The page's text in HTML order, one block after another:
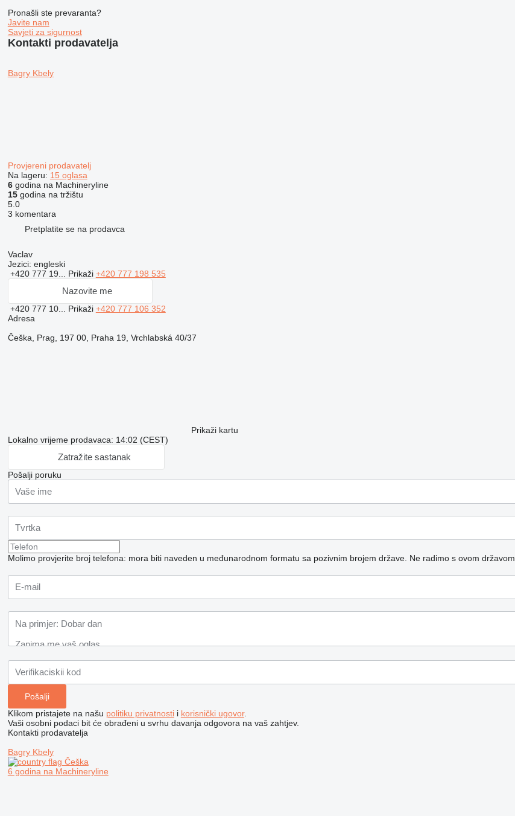
Pronašli ste prevaranta?
Javite nam
Savjeti za sigurnost
Kontakti prodavatelja
Bagry Kbely
Provjereni prodavatelj
Na lageru: 15 oglasa
6godina na Machineryline
15godina na tržištu
5.0
3 komentara
Pretplatite se na prodavca
Vaclav
Jezici: engleski
+420 777 19... Prikaži +420 777 198 535
Nazovite me
+420 777 10... Prikaži +420 777 106 352
Adresa
Češka, Prag, 197 00, Praha 19, Vrchlabská 40/37
Prikaži kartu
Lokalno vrijeme prodavaca: 14:02 (CEST)
Zatražite sastanak
Pošalji poruku
Molimo provjerite broj telefona: mora biti naveden u međunarodnom formatu sa pozivnim brojem države. Ne radimo s ovom državom
Klikom pristajete na našu politiku privatnostii korisnički ugovor.
Vaši osobni podaci bit će obrađeni u svrhu davanja odgovora na vaš zahtjev.
Kontakti prodavatelja
Bagry Kbely
Češka
6 godina na Machineryline